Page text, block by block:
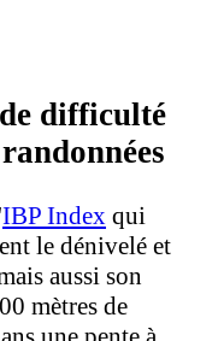
difficulté
IBP Index qui
le dénivelé et
aussi son
mètres de